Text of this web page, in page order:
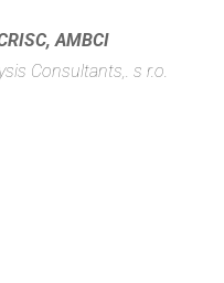
AMBCI
Consultants,. s r.o.